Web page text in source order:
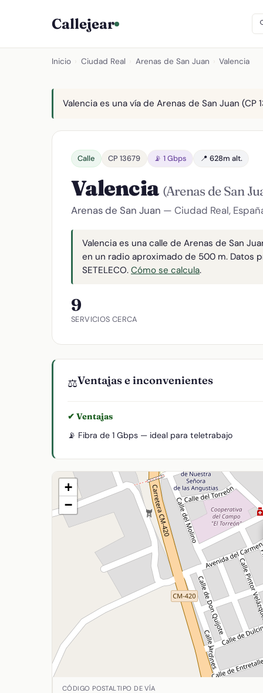
Callejear
Inicio Ciudad Real Arenas de San Juan Valencia
Valencia es una vía de Arenas de San Juan (CP
Calle CP 13679 📡 1 Gbps 📍 628m alt.
Valencia (Arenas de San
Arenas de San Juan — Ciudad Real,
Valencia es una calle de Arenas de San
en un radio aproximado de 500 m. Datos
SETELECO. Cómo se calcula.
9
SERVICIOS CERCA
⚖️Ventajas e inconvenientes
✔ Ventajas
📡 Fibra de 1 Gbps — ideal para teletrabajo
+
−
Ubicación de Valencia en Arenas de San Juan,
CÓDIGO POSTAL TIPO DE VÍA